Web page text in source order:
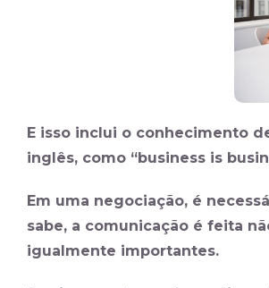
E isso inclui o conhecimento
inglês, como “business is
Em uma negociação, é
sabe, a comunicação é feita
igualmente importantes.